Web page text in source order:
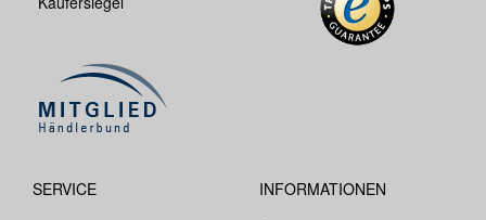
SERVICE
INFORMATIONEN